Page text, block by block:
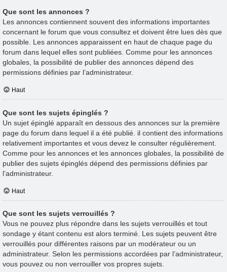
Que sont les annonces ?
Les annonces contiennent souvent des informations importantes
concernant le forum que vous consultez et doivent être lues dès que
possible. Les annonces apparaissent en haut de chaque page du
forum dans lequel elles sont publiées. Comme pour les annonces
globales, la possibilité de publier des annonces dépend des
permissions définies par l’administrateur.
Haut
Que sont les sujets épinglés ?
Un sujet épinglé apparaît en dessous des annonces sur la première
page du forum dans lequel il a été publié. il contient des informations
relativement importantes et vous devez le consulter régulièrement.
Comme pour les annonces et les annonces globales, la possibilité de
publier des sujets épinglés dépend des permissions définies par
l’administrateur.
Haut
Que sont les sujets verrouillés ?
Vous ne pouvez plus répondre dans les sujets verrouillés et tout
sondage y étant contenu est alors terminé. Les sujets peuvent être
verrouillés pour différentes raisons par un modérateur ou un
administrateur. Selon les permissions accordées par l’administrateur,
vous pouvez ou non verrouiller vos propres sujets.